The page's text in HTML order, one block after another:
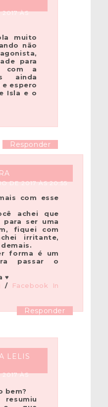
ÀS
muito
não
para
com a
ainda
espero
Isla e o
Responder
DE 2017 ÀS 20:55
com esse
achei que
ser uma
fiquei com
irritante,
forma é um
passar o
♥
/
Facebook In
Responder
LELIS
ÀS
bem?